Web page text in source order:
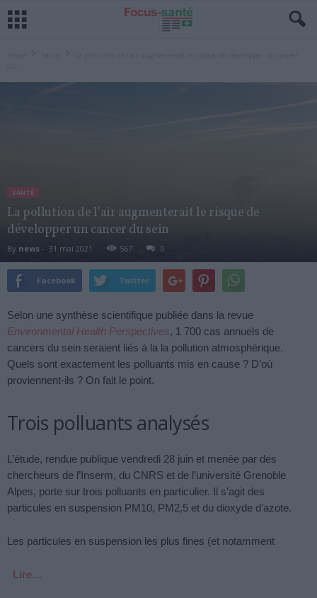
SANTÉ
La pollution de l’air augmenterait le risque de
développer un cancer du sein
By news - 31 mai 2021 567 0
Facebook Twitter
Selon une synthèse scientifique publiée dans la revue
Environmental Health Perspectives, 1 700 cas annuels de
cancers du sein seraient liés à la la pollution atmosphérique.
Quels sont exactement les polluants mis en cause ? D’où
proviennent-ils ? On fait le point.
Trois polluants analysés
L’étude, rendue publique vendredi 28 juin et menée par des
chercheurs de l’Inserm, du CNRS et de l’université Grenoble
Alpes, porte sur trois polluants en particulier. Il s’agit des
particules en suspension PM10, PM2,5 et du dioxyde d’azote.
Les particules en suspension les plus fines (et notamment
Lire…